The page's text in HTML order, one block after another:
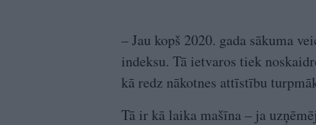
– Jau kopš 2020. gada sākuma
indeksu. Tā ietvaros tiek
kā redz nākotnes attīstību
Tā ir kā laika mašīna – ja